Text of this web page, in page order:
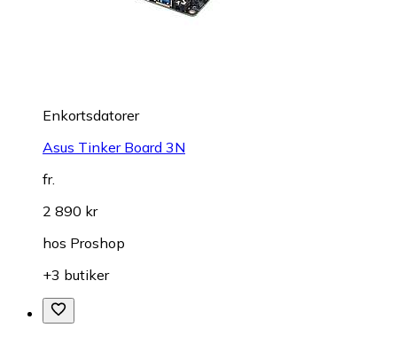
Enkortsdatorer
Asus Tinker Board 3N
fr.
2 890 kr
hos Proshop
+3 butiker